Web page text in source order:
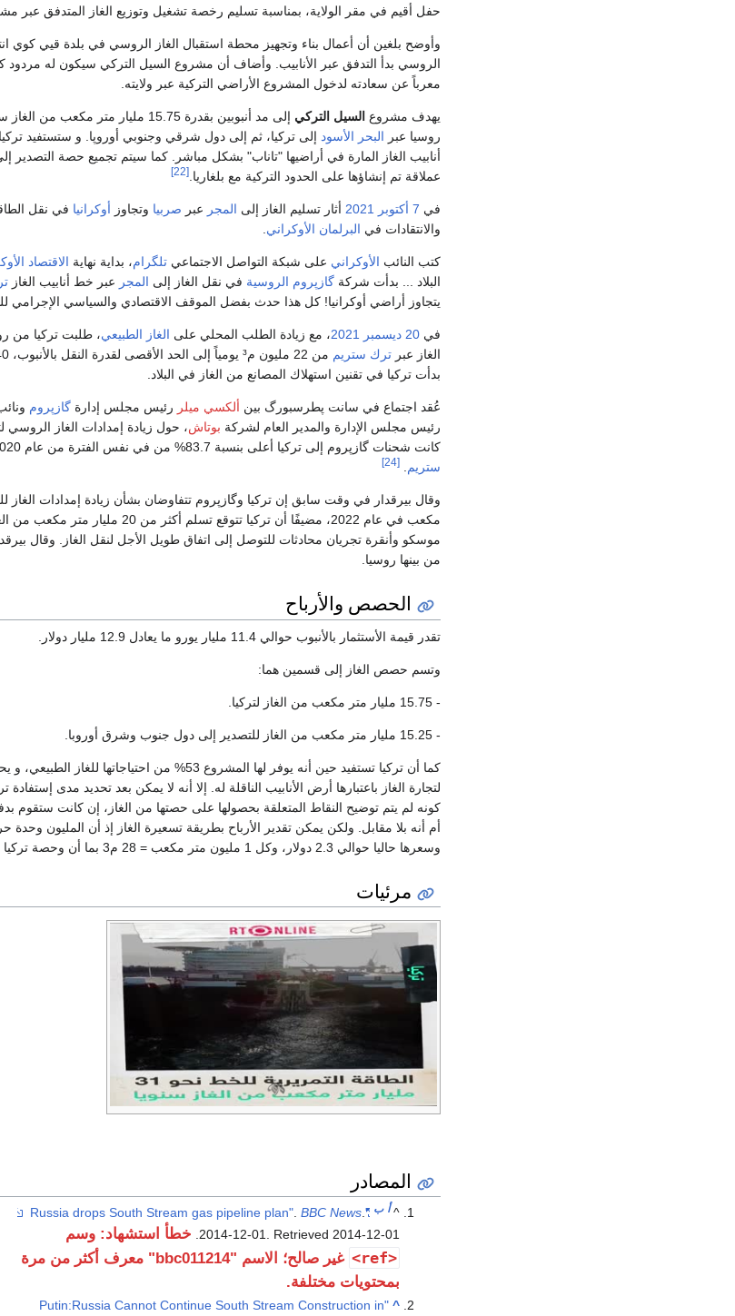
حفل أقيم في مقر الولاية، بمناسبة تسليم رخصة تشغيل وتوزيع الغاز المتدفق عبر
وأوضح بلغين أن أعمال بناء وتجهيز محطة استقبال الغاز الروسي في بلدة قيي كوي
الروسي بدأ التدفق عبر الأنابيب. وأضاف أن مشروع السيل التركي سيكون له مردود
معرباً عن سعادته لدخول المشروع الأراضي التركية عبر ولايته.
يهدف مشروع السيل التركي
إلى مد أنبوبين بقدرة 15.75 مليار متر
روسيا عبر البحر الأسود إلى تركيا، ثم إلى دول شرقي وجنوبي أوروپا. و ستستفيد
أنابيب الغاز المارة في أراضيها "تاناب" بشكل مباشر. كما سيتم تجميع حصة التصدير
عملاقة تم إنشاؤها على الحدود التركية مع بلغاريا.[22]
في 7 أكتوبر 2021 أثار تسليم الغاز إلى المجر عبر صربيا وتجاوز أوكرانيا في نقل
والانتقادات في البرلمان الأوكراني.
كتب النائب الأوكراني على شبكة التواصل الاجتماعي تلگرام، بداية نهاية الاقتصاد
البلاد ... بدأت شركة گازپروم الروسية في نقل الغاز إلى المجر عبر خط أنابيب الغاز
يتجاوز أراضي أوكرانيا! كل هذا حدث بفضل الموقف الاقتصادي والسياسي الإجرامي
في 20 ديسمبر 2021، مع زيادة الطلب المحلي على الغاز الطبيعي، طلبت تركيا من
الغاز عبر ترك ستريم
بدأت تركيا في تقنين استهلاك المصانع من الغاز في البلاد.
عُقد اجتماع في سانت پطرسبورگ بين ألكسي ميلر رئيس مجلس إدارة گازپروم
رئيس مجلس الإدارة والمدير العام لشركة بوتاش
كانت شحنات گازپروم إلى تركيا أعلى بنسبة 83.7% من في نفس الفترة من عام 2020". يتم توريد الغاز الروسي إلى تركيا عبر خطي أنابيب الغاز
ستريم.
[24]
مكعب في عام 2022، مضيفًا أن تركيا تتوقع تسلم أكثر من 20 مليار متر مكعب من الغاز عام 2021. قال نائب رئيس الوزراء الروسي
موسكو وأنقرة تجريان محادثات للتوصل إلى اتفاق طويل الأجل لنقل الغاز. وقال
من بينها روسيا.
الحصص والأرباح
تقدر قيمة الأستثمار بالأنبوب حوالي 11.4 مليار يورو ما يعادل 12.9 مليار دولار.
وتسم حصص الغاز إلى قسمين هما:
- 15.75 مليار متر مكعب من الغاز لتركيا.
- 15.25 مليار متر مكعب من الغاز للتصدير إلى دول جنوب وشرق أوروبا.
كما أن تركيا تستفيد حين أنه يوفر لها المشروع 53% من احتياجاتها
لتجارة الغاز باعتبارها أرض الأنابيب الناقلة له. إلا أنه لا يمكن بعد تحديد مدى إستفادة
كونه لم يتم توضيح النقاط المتعلقة بحصولها على حصتها من الغاز، إن كانت ستقوم
أم أنه بلا مقابل. ولكن يمكن تقدير الأرباح بطريقة تسعيرة الغاز إذ أن المليون وحدة
وسعرها حاليا حوالي 2.3 دولار، وكل 1 مليون متر مكعب = 28 م3 بما أن وحصة تركيا من السيل التركي هي 14 مليار متر مكعب.
مرئيات
المصادر
^أ ب "Russia drops South Stream gas pipeline plan"
.BBC News .
2014-12-01
. Retrieved 2014-12-01 خطأ استشهاد: وسم
<ref>
غير صالح؛ الاسم "bbc011214" معرف أكثر من مرة
بمحتويات مختلفة.
^
"Putin:Russia Cannot Continue South Stream Construction in